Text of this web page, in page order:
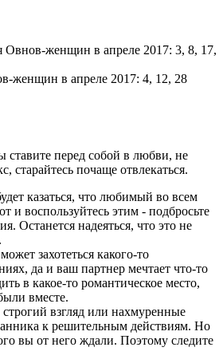
Овнов-женщин в апреле 2017: 3, 8, 17,
женщин в апреле 2017: 4, 12, 28
ставите перед собой в любви, не
старайтесь почаще отвлекаться.
казаться, что любимый во всем
и воспользуйтесь этим - подбросьте
Останется надеяться, что это не
захотеться какого-то
да и ваш партнер мечтает что-то
в какое-то романтическое место,
вместе.
взгляд или нахмуренные
к решительным действиям. Но
вы от него ждали. Поэтому следите